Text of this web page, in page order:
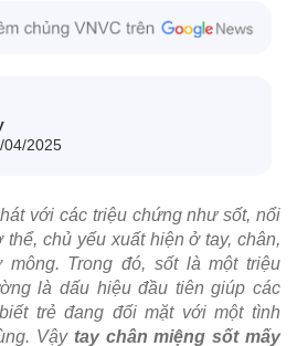
04/2025
với các triệu chứng như sốt, nổi
chủ yếu xuất hiện ở tay, chân,
Trong đó, sốt là một triệu
là dấu hiệu đầu tiên giúp các
trẻ đang đối mặt với một tình
Vậy tay chân miệng sốt mấy